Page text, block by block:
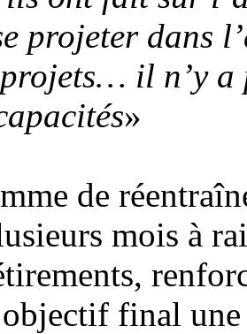
projeter dans
il n’y a
»
de
mois à
final une